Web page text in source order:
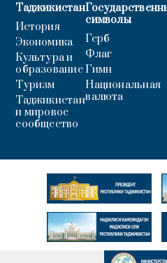
Таджикистан
История
Экономика
Культура и
образование
Туризм
Таджикистан
и мировое
сообщество
символы
Герб
Флаг
Гимн
Национальная
валюта